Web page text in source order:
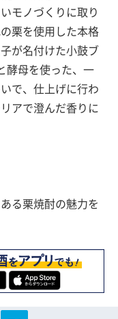
モノづくりに取り
栗を使用した本格
が名付けた小鼓ブ
酵母を使った、一
で、仕上げに行わ
アで澄んだ香りに
る栗焼酎の魅力を